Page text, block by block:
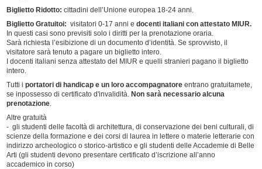
Biglietto Ridotto: cittadini dell’Unione europea 18-24 anni.
Biglietto Gratuitoi: visitatori 0-17 anni edocenti italiani con attestato MIUR.
In questi casi sono previsiti solo i diritti per la prenotazione oraria.
Sarà richiesta l’esibizione di un documento d’identità. Se sprovvisto, il
visitatore sarà tenuto a pagare un biglietto intero.
I docenti italiani senza attestato del MIUR e quelli stranieri pagano il biglietto
intero.
Tutti iportatori di handicap e un loro accompagnatore entrano gratuitamete,
se inpossesso di certificato d'invalidità.Non sarà necessario alcuna
prenotazione
Altre gratuità
- gli studenti delle facoltà di architettura, di conservazione dei beni culturali, di
scienze della formazione e dei corsi di laurea in lettere o materie letterarie con
indirizzo archeologico o storico-artistico e gli studenti delle Accademie di Belle
Arti (gli studenti devono presentare certificato d’iscrizione all’anno
accademico in corso)